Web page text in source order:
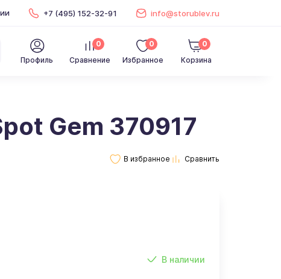
+7 (495) 152-32-91 info@storublev.ru
Профиль Сравнение
0
Избранное
0
Корзина
0
Gem 370917
В наличии